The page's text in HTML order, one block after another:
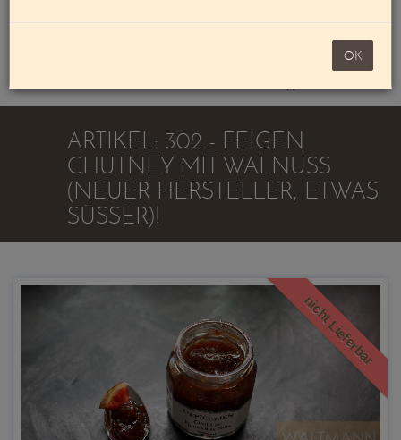
noch 100,00 €
Warenkorb
OK
ARTIKEL: 302 - FEIGEN
CHUTNEY MIT WALNUSS
(NEUER HERSTELLER, ETWAS
SÜSSER)!
nicht Lieferbar